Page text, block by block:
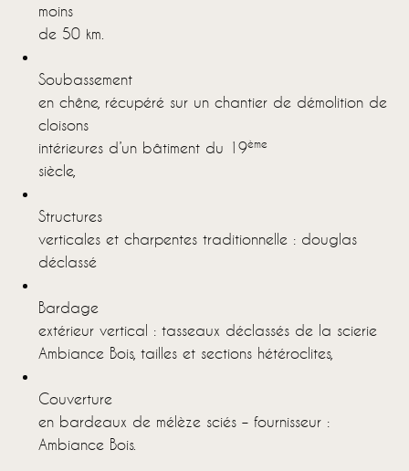
moins
de 50 km.
Soubassement
en chêne, récupéré sur un chantier de démolition de
cloisons
intérieures d’un bâtiment du 19ème
siècle,
Structures
verticales et charpentes traditionnelle : douglas
déclassé
Bardage
extérieur vertical : tasseaux déclassés de la scierie
Ambiance Bois, tailles et sections hétéroclites,
Couverture
en bardeaux de mélèze sciés – fournisseur :
Ambiance Bois.